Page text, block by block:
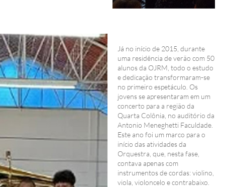
Já no início de 2015, durante
uma residência de verão com 50
alunos da OJRM, todo o estudo
e dedicação transformaram-se
no primeiro espetáculo. Os
jovens se apresentaram em um
concerto para a região da
Quarta Colônia, no auditório da
Antonio Meneghetti Faculdade.
Este ano foi um marco para o
início das atividades da
Orquestra, que, nesta fase,
contava apenas com
instrumentos de cordas: violino,
viola, violoncelo e contrabaixo.